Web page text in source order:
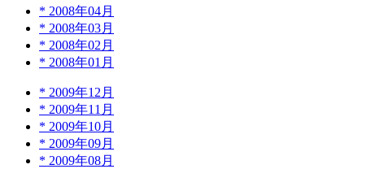
* 2008年04月
* 2008年03月
* 2008年02月
* 2008年01月
* 2009年12月
* 2009年11月
* 2009年10月
* 2009年09月
* 2009年08月